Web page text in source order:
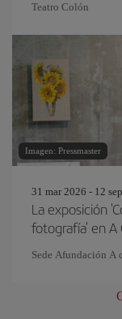
Teatro Colón
Imagen: Pressmaster
31 mar 2026 - 12
La exposición
fotografía' en A
Sede Afundación A